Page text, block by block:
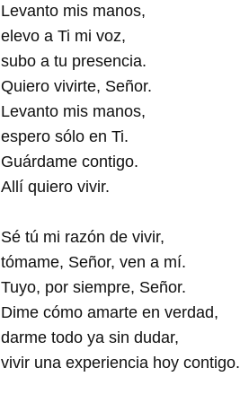
Levanto mis manos,
elevo a Ti mi voz,
subo a tu presencia.
Quiero vivirte, Señor.
Levanto mis manos,
espero sólo en Ti.
Guárdame contigo.
Allí quiero vivir.
Sé tú mi razón de vivir,
tómame, Señor, ven a mí.
Tuyo, por siempre, Señor.
Dime cómo amarte en verdad,
darme todo ya sin dudar,
vivir una experiencia hoy contigo.